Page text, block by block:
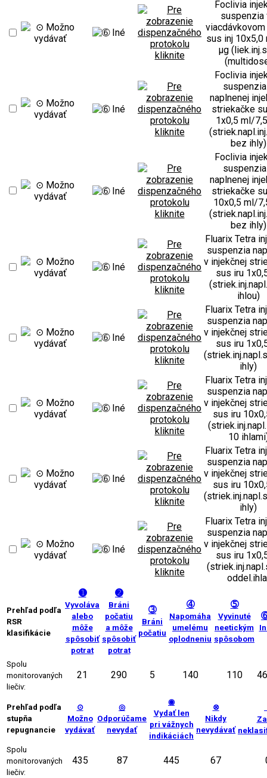
Foclivia
suspenzia
sus inj
µg
Foclivia
naplnenej
striekačke
1x0,5 ml/
bez ihly)
Foclivia
naplnenej
striekačke
10x0,5 ml/
bez ihly)
Fluarix Tetra
suspenzia
v injekčnej
sus iru
ihlou)
Fluarix Tetra
suspenzia
v injekčnej
sus iru
ihly)
Fluarix Tetra
suspenzia
v injekčnej
sus iru
10
Fluarix Tetra
suspenzia
v injekčnej
sus iru
ihly)
Fluarix Tetra
suspenzia
v injekčnej
sus iru
Prehľad podľa
RSR
klasifikácie
➊
Vyvoláva
alebo
môže
spôsobiť
potrat
➋
Bráni
počatiu
a môže
spôsobiť
potrat
➂
Bráni
počatiu
➃
Napomáha
umelému
oplodneniu
➄
Vyvinuté
neetickým
spôsobom
Spolu
monitorovaných
liečiv:
21 290 5 140 110
Prehľad podľa
stupňa
repugnancie
⊙
Možno
vydávať
◎
Odporúčame
nevydať
◉
Vydať len
pri vážnych
indikáciách
⊗
Nikdy
nevydávať
Spolu
monitorovaných
liečiv:
435 87 445 67